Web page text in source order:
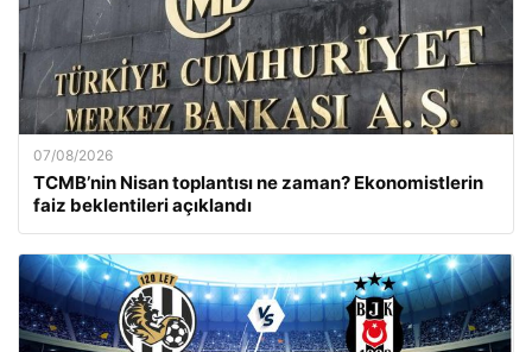
07/08/2026
TCMB’nin Nisan toplantısı ne zaman? Ekonomistlerin
faiz beklentileri açıklandı